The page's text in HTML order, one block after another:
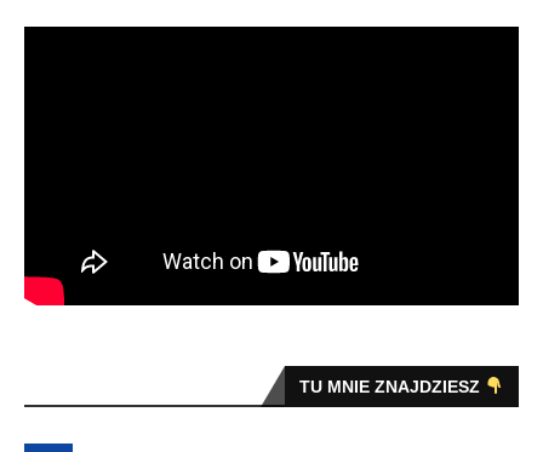
TU MNIE ZNAJDZIESZ